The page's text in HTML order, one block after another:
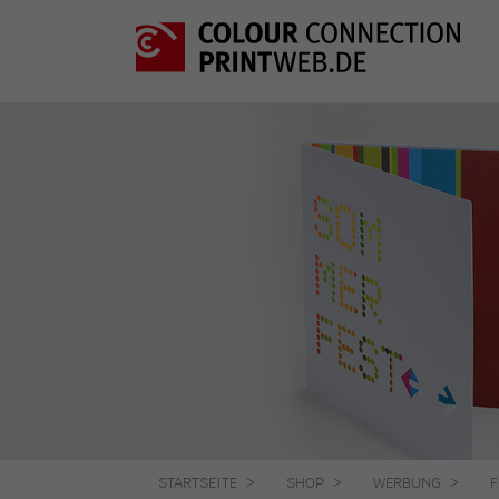
STARTSEITE SHOP WERBUNG